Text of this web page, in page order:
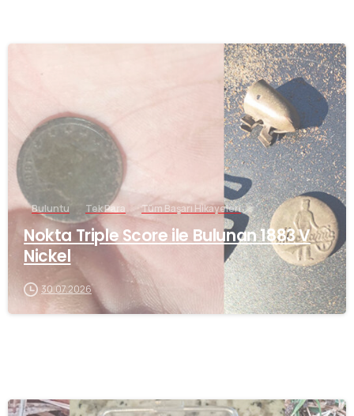
-
Buluntu Tek Para Tüm Başarı Hikayeleri
Nokta Triple Score ile Bulunan 1883 V
Nickel
30.07.2026